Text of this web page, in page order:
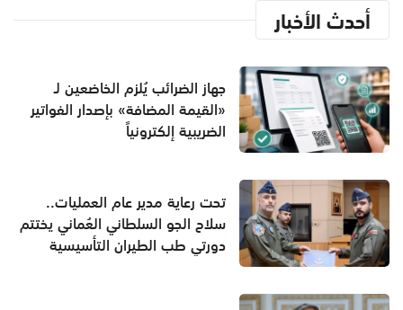
أحدث الأخبار
جهاز الضرائب يُلزم الخاضعين لـ
«القيمة المضافة» بإصدار الفواتير
الضريبية إلكترونياً
تحت رعاية مدير عام العمليات..
سلاح الجو السلطاني العُماني يختتم
دورتي طب الطيران التأسيسية